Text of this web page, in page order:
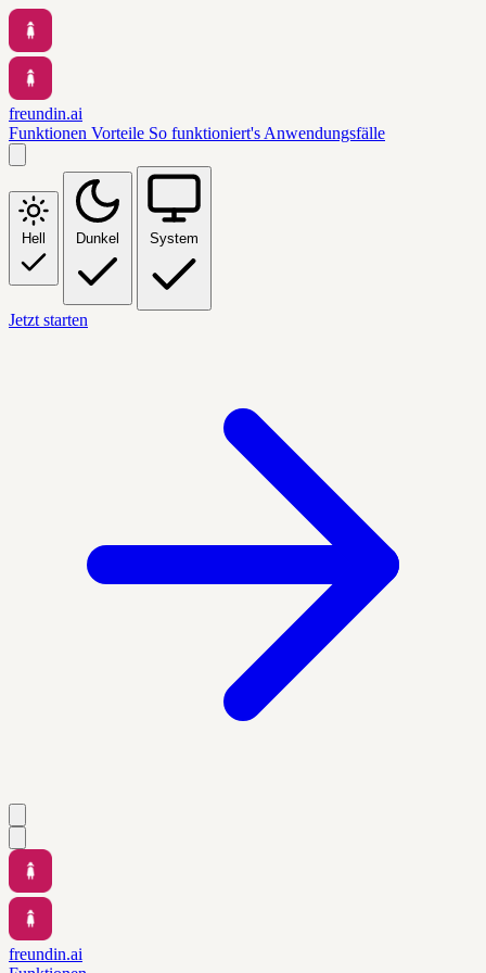
freundin.ai
Funktionen Vorteile So funktioniert's Anwendungsfälle
Hell Dunkel System
Jetzt starten
freundin.ai